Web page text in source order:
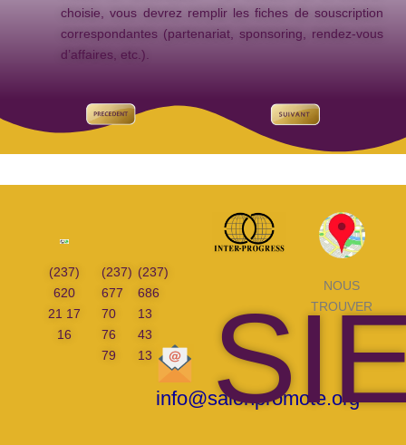
choisie, vous devrez remplir les fiches de souscription
correspondantes (partenariat, sponsoring, rendez-vous
d’affaires, etc.).
(237)
620
21 17
16
(237)
677
70
76
79
(237)
686
13
43
13
info@salonpromote.org
NOUS
TROUVER